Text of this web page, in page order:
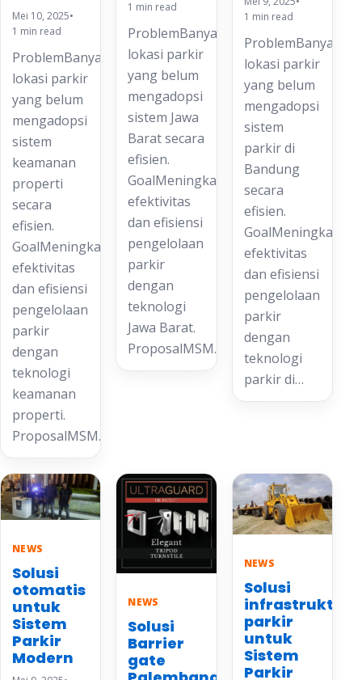
Mei 10, 2025•
1 min read
ProblemBanyak
lokasi parkir
yang belum
mengadopsi
sistem
keamanan
properti
secara
efisien.
GoalMeningkatkan
efektivitas
dan efisiensi
pengelolaan
parkir
dengan
teknologi
keamanan
properti.
ProposalMSM…
1 min read
ProblemBanyak
lokasi parkir
yang belum
mengadopsi
sistem Jawa
Barat secara
efisien.
GoalMeningkatkan
efektivitas
dan efisiensi
pengelolaan
parkir
dengan
teknologi
Jawa Barat.
ProposalMSM…
1 min read
ProblemBanyak
lokasi parkir
yang belum
mengadopsi
sistem
parkir di
Bandung
secara
efisien.
GoalMeningkatkan
efektivitas
dan efisiensi
pengelolaan
parkir
dengan
teknologi
parkir di…
NEWS
Solusi
otomatis
untuk
Sistem
Parkir
Modern
NEWS
Solusi
Barrier
gate
NEWS
Solusi
infrastruktur
parkir
untuk
Sistem
Parkir